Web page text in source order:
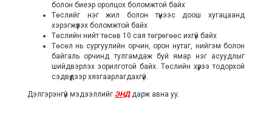
болон биеэр оролцох боломжтой байх
Төслийг нэг жил болон түүнээс доош хугацаанд
хэрэгжүүлэх боломжтой байх
Төслийн нийт төсөв 10 сая төгрөгөөс ихгүй байх
Төсөл нь сургуулийн орчин, орон нутаг, нийгэм болон
байгаль орчинд тулгамдаж буй ямар нэг асуудлыг
шийдвэрлэх зорилготой байх. Төслийн хүрээ тодорхой
сэдвүүдээр хязгаарлагдахгүй.
Дэлгэрэнгүй мэдээллийг ЭНДдарж авна уу.